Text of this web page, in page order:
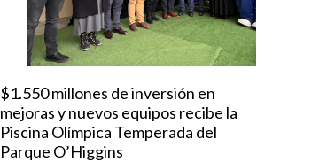
$1.550 millones de inversión en
mejoras y nuevos equipos recibe la
Piscina Olímpica Temperada del
Parque O’Higgins